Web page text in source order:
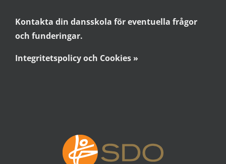
Kontakta din dansskola för eventuella frågor
och funderingar.
Integritetspolicy och Cookies »